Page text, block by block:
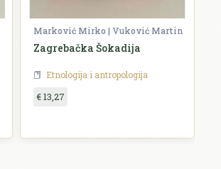
Marković Mirko | Vuković Martin
Zagrebačka Šokadija
Etnologija i antropologija
€ 13,27